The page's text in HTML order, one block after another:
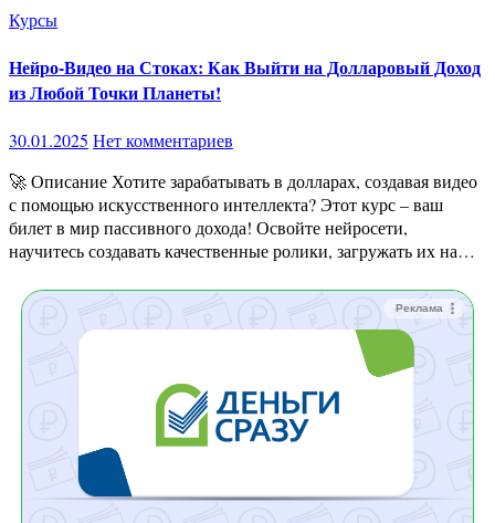
Курсы
Нейро-Видео на Стоках: Как Выйти на Долларовый Доход
из Любой Точки Планеты!
30.01.2025 Нет комментариев
🚀 Описание Хотите зарабатывать в долларах, создавая видео
с помощью искусственного интеллекта? Этот курс – ваш
билет в мир пассивного дохода! Освойте нейросети,
научитесь создавать качественные ролики, загружать их на…
Реклама